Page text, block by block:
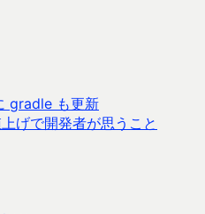
gradle も更新
げで開発者が思うこと